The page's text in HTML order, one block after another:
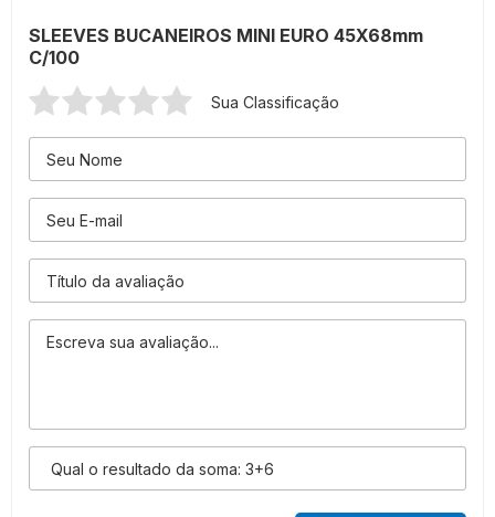
SLEEVES BUCANEIROS MINI EURO 45X68mm
C/100
Sua Classificação